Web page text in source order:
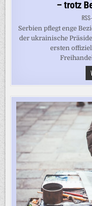
– trotz
Serbien pflegt enge
der ukrainische
ersten